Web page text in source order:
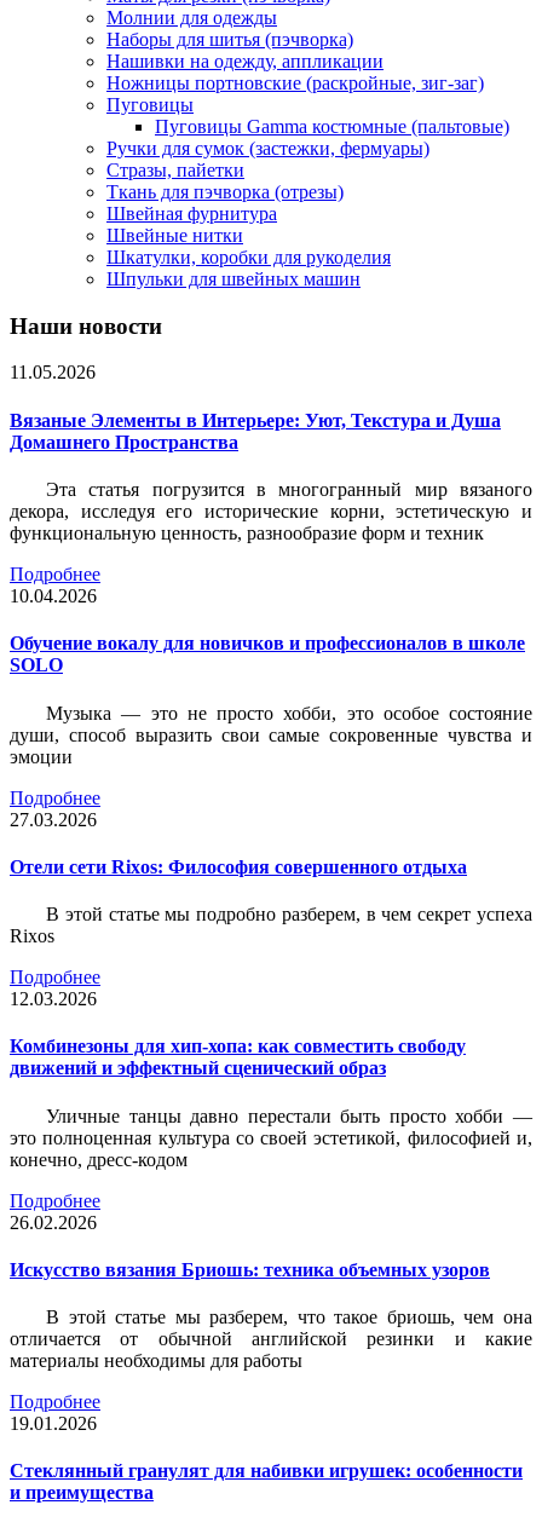
Молнии для одежды
Наборы для шитья (пэчворка)
Нашивки на одежду, аппликации
Ножницы портновские (раскройные, зиг-заг)
Пуговицы
Пуговицы Gamma костюмные (пальтовые)
Ручки для сумок (застежки, фермуары)
Стразы, пайетки
Ткань для пэчворка (отрезы)
Швейная фурнитура
Швейные нитки
Шкатулки, коробки для рукоделия
Шпульки для швейных машин
Наши новости
11.05.2026
Вязаные Элементы в Интерьере: Уют, Текстура и Душа
Домашнего Пространства
Эта статья погрузится в многогранный мир вязаного
декора, исследуя его исторические корни, эстетическую и
функциональную ценность, разнообразие форм и техник
Подробнее
10.04.2026
Обучение вокалу для новичков и профессионалов в школе
SOLO
Музыка — это не просто хобби, это особое состояние
души, способ выразить свои самые сокровенные чувства и
эмоции
Подробнее
27.03.2026
Отели сети Rixos: Философия совершенного отдыха
В этой статье мы подробно разберем, в чем секрет успеха
Rixos
Подробнее
12.03.2026
Комбинезоны для хип-хопа: как совместить свободу
движений и эффектный сценический образ
Уличные танцы давно перестали быть просто хобби —
это полноценная культура со своей эстетикой, философией и,
конечно, дресс-кодом
Подробнее
26.02.2026
Искусство вязания Бриошь: техника объемных узоров
В этой статье мы разберем, что такое бриошь, чем она
отличается от обычной английской резинки и какие
материалы необходимы для работы
Подробнее
19.01.2026
Стеклянный гранулят для набивки игрушек: особенности
и преимущества